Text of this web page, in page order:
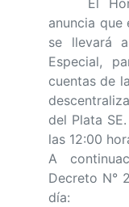
El
anuncia que
se llevará
Especial,
cuentas de
del Plata
las 12:00
A
Decreto N°
día: